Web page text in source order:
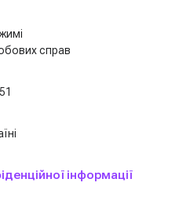
справ
інформації